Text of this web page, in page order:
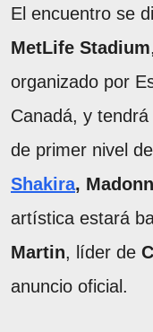
El encuentro se
MetLife Stadium
organizado por
Canadá, y
de primer nivel
Shakira,
artística estará
Martin, líder de
anuncio oficial.